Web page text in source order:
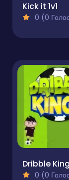
Kick it 1v1
0 (0
Dribble
0 (0